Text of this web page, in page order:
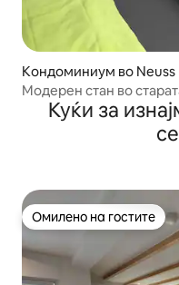
Кондоминиум во Neuss
Модерен стан во
Куќи за
Омилено на гостите
Омилено на гостите